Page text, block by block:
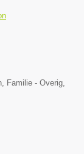
Familie - Overig,